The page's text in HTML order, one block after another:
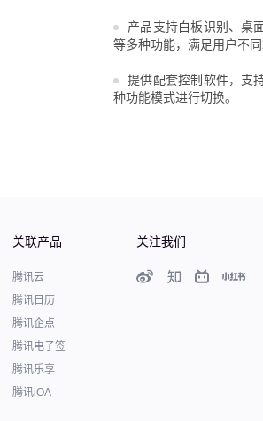
产品支持白板识别、桌
等多种功能，满足用户不同
提供配套控制软件，支
种功能模式进行切换。
关联产品
腾讯云
腾讯日历
腾讯企点
腾讯电子签
腾讯乐享
腾讯iOA
关注我们